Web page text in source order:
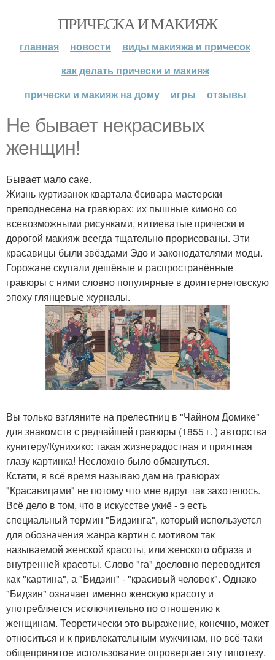
ПРИЧЕСКА И МАКИЯЖ
главная новости
виды макияжа и причесок
как делать прически и макияж
прически и макияж на дому
игры отзывы
Не бывает некрасивых
женщин!
Бывает мало саке.
Жизнь куртизанок квартала ёсивара мастерски
преподнесена на гравюрах: их пышные кимоно со
всевозможными рисунками, витиеватые прически и
дорогой макияж всегда тщательно прорисованы. Эти
красавицы были звёздами Эдо и законодателями моды.
Горожане скупали дешёвые и распространённые
гравюры с ними словно популярные в доинтернетовскую
эпоху глянцевые журналы.
Вы только взгляните на прелестниц в "Чайном Домике"
для знакомств с редчайшей гравюры (1855 г. ) авторства
кунитеру/Кунихико: такая жизнерадостная и приятная
глазу картинка! Несложно было обмануться.
Кстати, я всё время называю дам на гравюрах
"Красавицами" не потому что мне вдруг так захотелось.
Всё дело в том, что в искусстве укиё - э есть
специальный термин "Бидзинга", который используется
для обозначения жанра картин с мотивом так
называемой женской красоты, или женского образа и
внутренней красоты. Слово "га" дословно переводится
как "картина", а "Бидзин" - "красивый человек". Однако
"Бидзин" означает именно женскую красоту и
употребляется исключительно по отношению к
женщинам. Теоретически это выражение, конечно, может
относиться и к привлекательным мужчинам, но всё-таки
общепринятое использование опровергает эту гипотезу.